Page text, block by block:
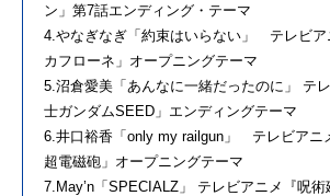
ン」第7話エンディング・テーマ
4.やなぎなぎ「約束はいらない」 テレビア
カフローネ」オープニングテーマ
5.沼倉愛美「あんなに一緒だったのに」 テ
士ガンダムSEED」エンディングテーマ
6.井口裕香「only my railgun」 テレビアニ
超電磁砲」オープニングテーマ
7.May’n「SPECIALZ」 テレビアニメ『呪